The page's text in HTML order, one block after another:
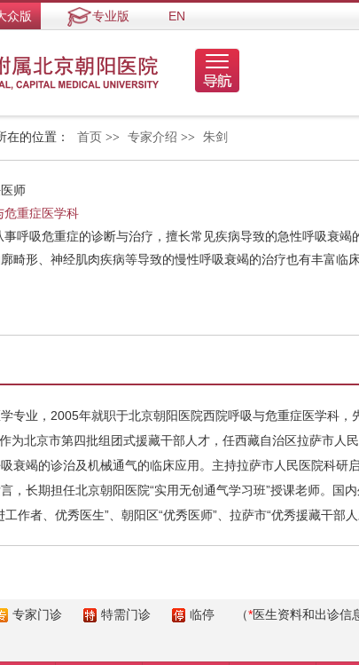
众版 专业版 EN
在的位置： 首页 >> 专家介绍 >> 朱剑
师
危重症医学科
事呼吸危重症的诊断与治疗，擅长常见疾病导致的急性呼吸衰
畸形、神经肌肉疾病等导致的慢性呼吸衰竭的治疗也有丰富临床
业，2005年就职于北京朝阳医院西院呼吸与危重症医学科，
为北京市第四批组团式援藏干部人才，任西藏自治区拉萨市人
衰竭的诊治及机械通气的临床应用。主持拉萨市人民医院科研
，长期担任北京朝阳医院“实用无创通气学习班”授课老师。国
作者、优秀医生”、朝阳区“优秀医师”、拉萨市“优秀援藏干部人
专家门诊 特需门诊 临停 （*医生资料和出诊信